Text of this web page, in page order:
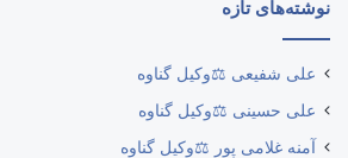
نوشته‌های تازه
علی شفیعی ⚖️وکیل گناوه
علی حسینی ⚖️وکیل گناوه
آمنه غلامی پور ⚖️وکیل گناوه